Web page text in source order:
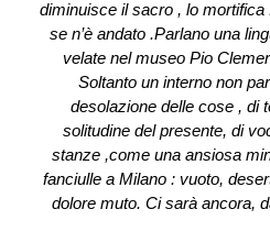
diminuisce il sacro , lo mortifica
se n’è andato .Parlano una
velate nel museo Pio
Soltanto un interno non
desolazione delle cose , di
solitudine del presente, di
stanze ,come una ansiosa
fanciulle a Milano : vuoto,
dolore muto. Ci sarà ancora,